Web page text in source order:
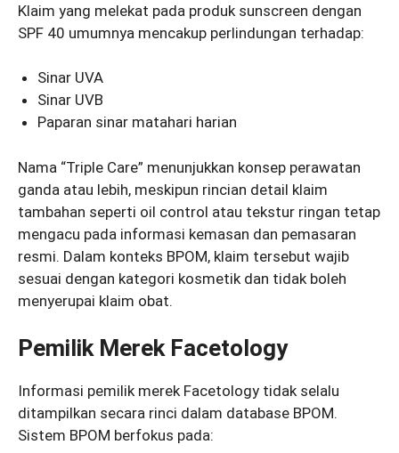
Klaim yang melekat pada produk sunscreen dengan
SPF 40 umumnya mencakup perlindungan terhadap:
Sinar UVA
Sinar UVB
Paparan sinar matahari harian
Nama “Triple Care” menunjukkan konsep perawatan
ganda atau lebih, meskipun rincian detail klaim
tambahan seperti oil control atau tekstur ringan tetap
mengacu pada informasi kemasan dan pemasaran
resmi. Dalam konteks BPOM, klaim tersebut wajib
sesuai dengan kategori kosmetik dan tidak boleh
menyerupai klaim obat.
Pemilik Merek Facetology
Informasi pemilik merek Facetology tidak selalu
ditampilkan secara rinci dalam database BPOM.
Sistem BPOM berfokus pada: